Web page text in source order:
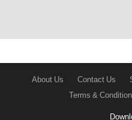
About Us Contact Us
Terms &